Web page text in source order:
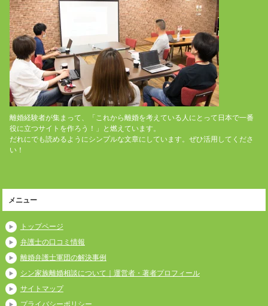
離婚経験者が集まって、「これから離婚を考えている人にとって日本で一番
役に立つサイトを作ろう！」と燃えています。
だれにでも読めるようにシンプルな文章にしています。ぜひ活用してくださ
い！
メニュー
トップページ
弁護士の口コミ情報
離婚弁護士軍団の解決事例
シン家族離婚相談について｜運営者・著者プロフィール
サイトマップ
プライバシーポリシー